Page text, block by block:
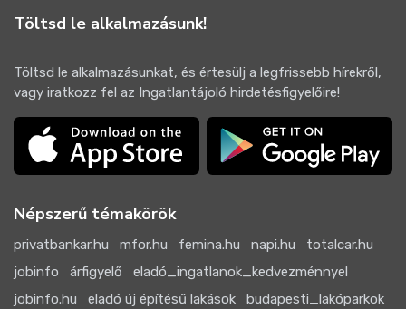
Töltsd le alkalmazásunk!
Töltsd le alkalmazásunkat, és értesülj a legfrissebb hírekről,
vagy iratkozz fel az Ingatlantájoló hirdetésfigyelőire!
Népszerű témakörök
privatbankar.hu mfor.hu femina.hu napi.hu
totalcar.hu
jobinfo
árfigyelő
eladó_ingatlanok_kedvezménnyel
jobinfo.hu
eladó új építésű lakások budapesti_lakóparkok